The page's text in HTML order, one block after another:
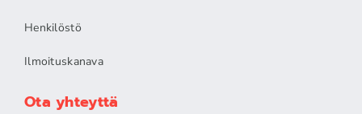
Henkilöstö
Ilmoituskanava
Ota yhteyttä